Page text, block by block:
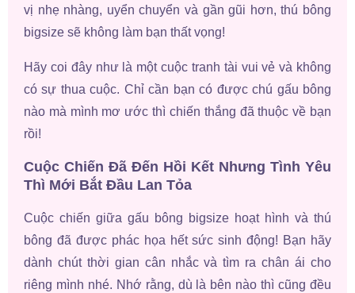
vị nhẹ nhàng, uyển chuyển và gần gũi hơn, thú bông
bigsize sẽ không làm bạn thất vọng!
Hãy coi đây như là một cuộc tranh tài vui vẻ và không
có sự thua cuộc. Chỉ cần bạn có được chú gấu bông
nào mà mình mơ ước thì chiến thắng đã thuộc về bạn
rồi!
Cuộc Chiến Đã Đến Hồi Kết Nhưng Tình Yêu
Thì Mới Bắt Đầu Lan Tỏa
Cuộc chiến giữa gấu bông bigsize hoạt hình và thú
bông đã được phác họa hết sức sinh động! Bạn hãy
dành chút thời gian cân nhắc và tìm ra chân ái cho
riêng mình nhé. Nhớ rằng, dù là bên nào thì cũng đều